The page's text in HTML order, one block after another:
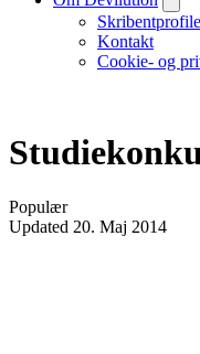
Kontakt
Cookie- og
Populær
Updated 20. Maj 2014